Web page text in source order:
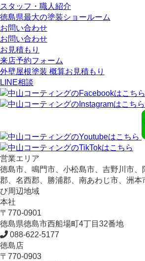
スタッフ・職人紹介
徳島県最大の塗装ショールーム
お問い合わせ
お問い合わせ
お見積もり
来店予約フォーム
外壁屋根塗装 概算お見積もり
LINE相談
営業エリア
徳島市、鳴門市、小松島市、吉野川市、
郡、名西郡、勝浦郡、南あわじ市、洲本
び周辺地域
本社
〒770-0901
徳島県徳島市西船場町4丁目32番地
088-622-5177
徳島店
〒770-0903